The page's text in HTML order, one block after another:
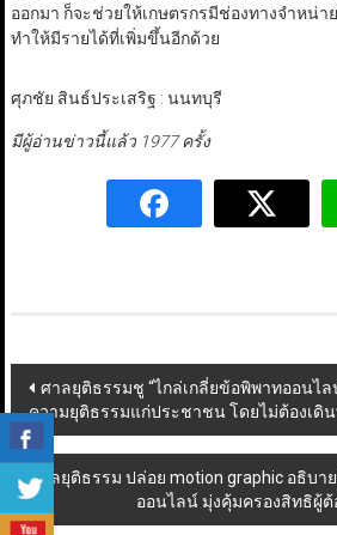
ออกมา ก็จะช่วยให้เกษตรกรมีช่องทางจำหน่
ทำให้มีรายได้ที่เพิ่มขึ้นอีกด้วย
ศุภชัย สินธ์ประเสริฐ : นนทบุรี
มีผู้อ่านข่าวนี้แล้ว 1977 ครั้ง
Post
navigation
ศาลยุติธรรมชู “ไกล่เกลี่ยข้อพิพาทออนไล
ความยุติธรรมแก่ประชาชน โดยไม่ต้องเดิ
ศาลยุติธรรม ปล่อย motion graphic อธิบ
ออนไลน์ มุ่งคุ้มครองสิทธิผู้ต้